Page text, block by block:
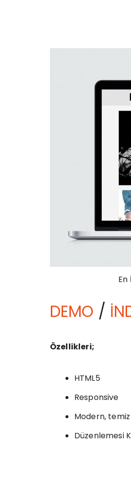
En
DEMO /
Özellikleri;
HTML5
Responsive
Modern,
Düzenlemesi